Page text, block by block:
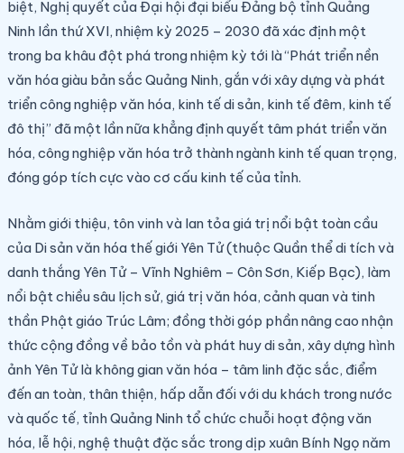
biệt, Nghị quyết của Đại hội đại biểu Đảng bộ tỉnh Quảng
Ninh lần thứ XVI, nhiệm kỳ 2025 – 2030 đã xác định một
trong ba khâu đột phá trong nhiệm kỳ tới là “Phát triển nền
văn hóa giàu bản sắc Quảng Ninh, gắn với xây dựng và phát
triển công nghiệp văn hóa, kinh tế di sản, kinh tế đêm, kinh tế
đô thị” đã một lần nữa khẳng định quyết tâm phát triển văn
hóa, công nghiệp văn hóa trở thành ngành kinh tế quan trọng,
đóng góp tích cực vào cơ cấu kinh tế của tỉnh.
Nhằm giới thiệu, tôn vinh và lan tỏa giá trị nổi bật toàn cầu
của Di sản văn hóa thế giới Yên Tử (thuộc Quần thể di tích và
danh thắng Yên Tử – Vĩnh Nghiêm – Côn Sơn, Kiếp Bạc), làm
nổi bật chiều sâu lịch sử, giá trị văn hóa, cảnh quan và tinh
thần Phật giáo Trúc Lâm; đồng thời góp phần nâng cao nhận
thức cộng đồng về bảo tồn và phát huy di sản, xây dựng hình
ảnh Yên Tử là không gian văn hóa – tâm linh đặc sắc, điểm
đến an toàn, thân thiện, hấp dẫn đối với du khách trong nước
và quốc tế, tỉnh Quảng Ninh tổ chức chuỗi hoạt động văn
hóa, lễ hội, nghệ thuật đặc sắc trong dịp xuân Bính Ngọ năm